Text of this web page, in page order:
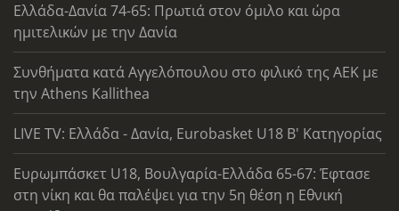
Ελλάδα-Δανία 74-65: Πρωτιά στον όμιλο και ώρα
ημιτελικών με την Δανία
Συνθήματα κατά Αγγελόπουλου στο φιλικό της ΑΕΚ με
την Athens Kallithea
LIVE TV: Ελλάδα - Δανία, Eurobasket U18 Β' Κατηγορίας
Ευρωμπάσκετ U18, Βουλγαρία-Ελλάδα 65-67: Έφτασε
στη νίκη και θα παλέψει για την 5η θέση η Εθνική